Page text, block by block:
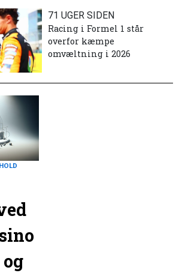
71 UGER SIDEN
Racing i Formel 1 står
overfor kæmpe
omvæltning i 2026